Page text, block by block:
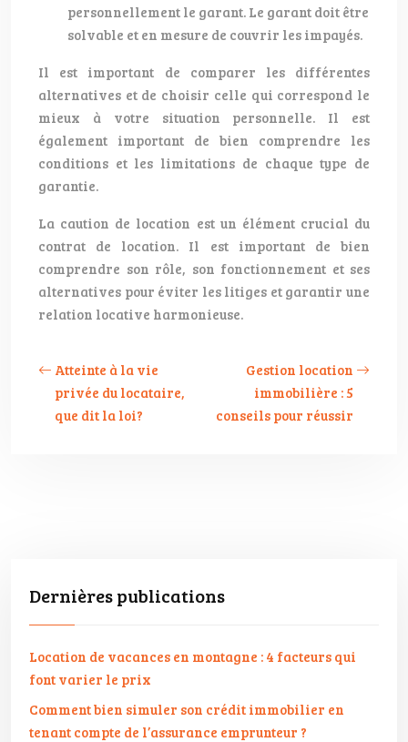
personnellement le garant. Le garant doit être
solvable et en mesure de couvrir les impayés.
Il est important de comparer les différentes
alternatives et de choisir celle qui correspond le
mieux à votre situation personnelle. Il est
également important de bien comprendre les
conditions et les limitations de chaque type de
garantie.
La caution de location est un élément crucial du
contrat de location. Il est important de bien
comprendre son rôle, son fonctionnement et ses
alternatives pour éviter les litiges et garantir une
relation locative harmonieuse.
Atteinte à la vie
privée du locataire,
que dit la loi?
Gestion location
immobilière : 5
conseils pour réussir
Dernières publications
Location de vacances en montagne : 4 facteurs qui
font varier le prix
Comment bien simuler son crédit immobilier en
tenant compte de l’assurance emprunteur ?